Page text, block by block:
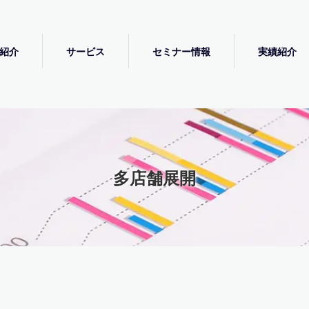
介 サービス セミナー情報 実績紹介
多店舗展開